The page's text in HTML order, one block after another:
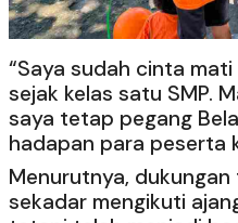
“Saya sudah cinta
sejak kelas satu SMP.
saya tetap pegang
hadapan para peserta
Menurutnya,
sekadar mengikuti